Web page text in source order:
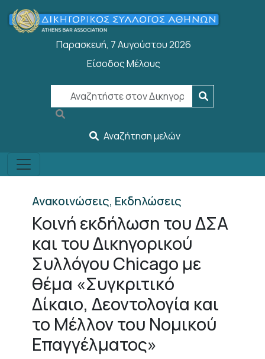
Παράκαμψη προς το κυρίως περιεχόμενο
Παρασκευή, 7 Αυγούστου 2026
User account menu
Είσοδος Μέλους
Αναζήτηση μελών
Ανακοινώσεις, Εκδηλώσεις
Κοινή εκδήλωση του ΔΣΑ
και του Δικηγορικού
Συλλόγου Chicago με
θέμα «Συγκριτικό
Δίκαιο, Δεοντολογία και
το Μέλλον του Νομικού
Επαγγέλματος»